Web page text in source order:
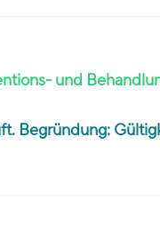
und
Begründung: